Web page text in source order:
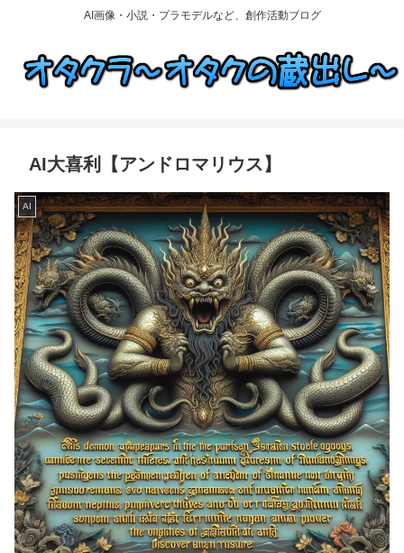
AI画像・小説・プラモデルなど、創作活動ブログ
AI大喜利【アンドロマリウス】
AI